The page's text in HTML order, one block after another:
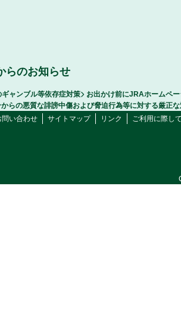
らのお知らせ
ャンブル等依存症対策
お出かけ前にJRAホームペ
からの悪質な誹謗中傷および脅迫行為等に対する厳正
問い合わせ
サイトマップ リンク ご利用に際し